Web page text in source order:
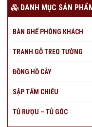
DANH MỤC SẢN
BÀN GHẾ PHÒNG KHÁCH
TRANH GỖ TREO TƯỜNG
ĐỒNG HỒ CÂY
SẬP TẤM CHIẾU
TỦ RƯỢU – TỦ GÓC